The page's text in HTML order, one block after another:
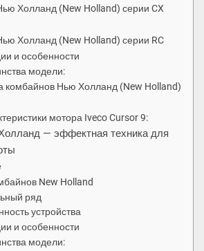
Холланд (New Holland) серии CX
Холланд (New Holland) серии RC
и особенности
модели:
комбайнов Нью Холланд (New Holland)
мотора Iveco Cursor 9:
— эффектная техника для
New Holland
ряд
устройства
и особенности
модели: